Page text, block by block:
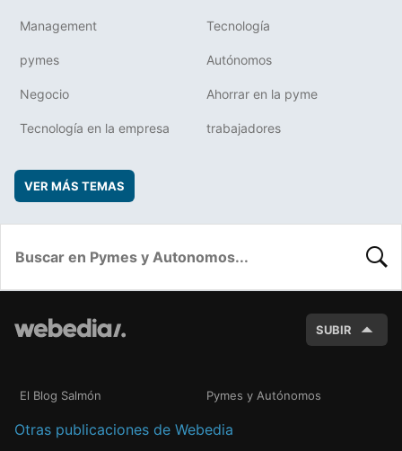
Management Tecnología
pymes Autónomos
Negocio Ahorrar en la pyme
Tecnología en la empresa trabajadores
VER MÁS TEMAS
SUBIR
El Blog Salmón Pymes y Autónomos
Otras publicaciones de Webedia